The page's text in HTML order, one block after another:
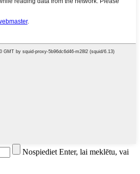
Nospiediet Enter, lai meklētu, vai